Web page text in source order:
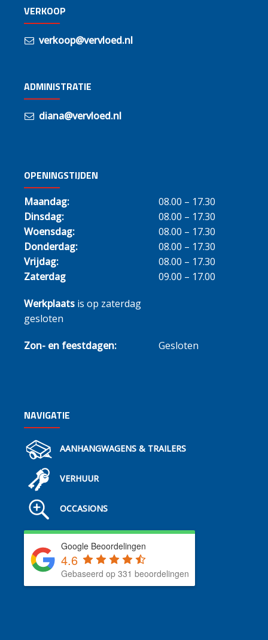
VERKOOP
verkoop@vervloed.nl
ADMINISTRATIE
diana@vervloed.nl
OPENINGSTIJDEN
Maandag:
08.00 – 17.30
Dinsdag:
08.00 – 17.30
Woensdag:
08.00 – 17.30
Donderdag:
08.00 – 17.30
Vrijdag:
08.00 – 17.30
Zaterdag
09.00 – 17.00
Werkplaats is op zaterdag
gesloten
Zon- en feestdagen: Gesloten
NAVIGATIE
AANHANGWAGENS & TRAILERS
VERHUUR
OCCASIONS
Google Beoordelingen
4.6
Gebaseerd op 331 beoordelingen